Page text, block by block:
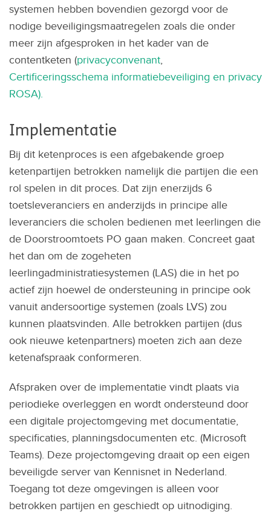
systemen hebben bovendien gezorgd voor de
nodige beveiligingsmaatregelen zoals die onder
meer zijn afgesproken in het kader van de
contentketen (privacyconvenant,
Certificeringsschema informatiebeveiliging en privacy
ROSA).
Implementatie
Bij dit ketenproces is een afgebakende groep
ketenpartijen betrokken namelijk die partijen die een
rol spelen in dit proces. Dat zijn enerzijds 6
toetsleveranciers en anderzijds in principe alle
leveranciers die scholen bedienen met leerlingen die
de Doorstroomtoets PO gaan maken. Concreet gaat
het dan om de zogeheten
leerlingadministratiesystemen (LAS) die in het po
actief zijn hoewel de ondersteuning in principe ook
vanuit andersoortige systemen (zoals LVS) zou
kunnen plaatsvinden. Alle betrokken partijen (dus
ook nieuwe ketenpartners) moeten zich aan deze
ketenafspraak conformeren.
Afspraken over de implementatie vindt plaats via
periodieke overleggen en wordt ondersteund door
een digitale projectomgeving met documentatie,
specificaties, planningsdocumenten etc. (Microsoft
Teams). Deze projectomgeving draait op een eigen
beveiligde server van Kennisnet in Nederland.
Toegang tot deze omgevingen is alleen voor
betrokken partijen en geschiedt op uitnodiging.